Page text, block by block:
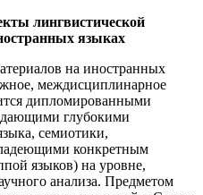
лингвистической
языках
на иностранных
междисциплинарное
дипломированными
глубокими
семиотики,
конкретным
языков) на уровне,
анализа. Предметом